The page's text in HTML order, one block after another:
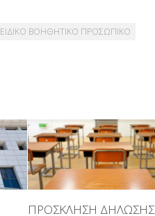
ΕΙΔΙΚΟ ΒΟΗΘΗΤΙΚΟ ΠΡΟΣΩΠΙΚΟ
ΠΡΟΣΚΛΗΣΗ ΔΗΛΩΣΗΣ